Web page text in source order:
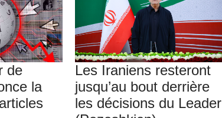
de
la
Les Iraniens resteront
jusqu’au bout derrière
les décisions du Leader